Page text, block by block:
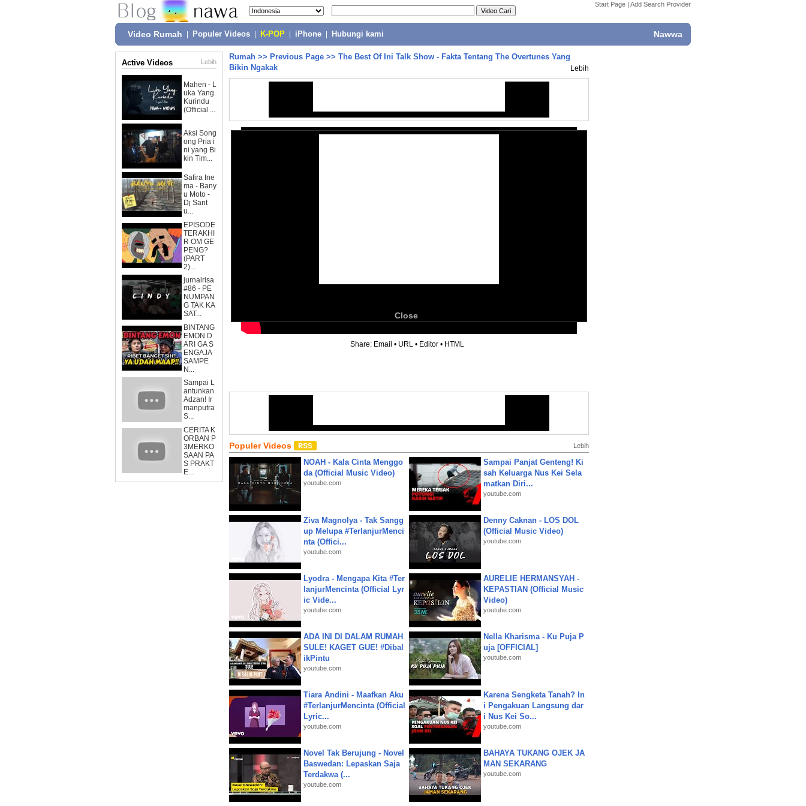
Start Page | Add Search Provider
Video Rumah Populer Videos K-POP iPhone Hubungi kami Nawwa
Active Videos Lebih
Mahen - L
uka Yang
Kurindu
(Official ...
Aksi Song
ong Pria i
ni yang Bi
kin Tim...
Safira Ine
ma - Bany
u Moto -
Dj Sant
u...
EPISODE
TERAKHI
R OM GE
PENG?
(PART
2)...
jurnalrisa
#86 - PE
NUMPAN
G TAK KA
SAT...
BINTANG
EMON D
ARI GA S
ENGAJA
SAMPE
N...
Sampai L
antunkan
Adzan! Ir
manputra
S...
CERITA K
ORBAN P
3MERKO
SAAN PA
S PRAKT
E...
Rumah >> Previous Page >> The Best Of Ini Talk Show - Fakta Tentang The Overtunes Yang
Bikin Ngakak
Lebih
Close
Share: Email • URL • Editor • HTML
Populer Videos Lebih
NOAH - Kala Cinta Menggo
da (Official Music Video)
youtube.com
Sampai Panjat Genteng! Ki
sah Keluarga Nus Kei Sela
matkan Diri...
youtube.com
Ziva Magnolya - Tak Sangg
up Melupa #TerlanjurMenci
nta (Offici...
youtube.com
Denny Caknan - LOS DOL
(Official Music Video)
youtube.com
Lyodra - Mengapa Kita #Ter
lanjurMencinta (Official Lyr
ic Vide...
youtube.com
AURELIE HERMANSYAH -
KEPASTIAN (Official Music
Video)
youtube.com
ADA INI DI DALAM RUMAH
SULE! KAGET GUE! #Dibal
ikPintu
youtube.com
Nella Kharisma - Ku Puja P
uja [OFFICIAL]
youtube.com
Tiara Andini - Maafkan Aku
#TerlanjurMencinta (Official
Lyric...
youtube.com
Karena Sengketa Tanah? In
i Pengakuan Langsung dar
i Nus Kei So...
youtube.com
Novel Tak Berujung - Novel
Baswedan: Lepaskan Saja
Terdakwa (...
youtube.com
BAHAYA TUKANG OJEK JA
MAN SEKARANG
youtube.com